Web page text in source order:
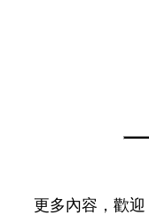
更多內容，歡迎